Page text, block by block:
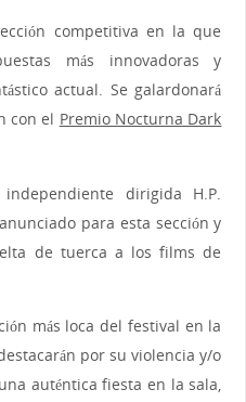
competitiva en la que
más innovadoras y
actual. Se galardonará
con el Premio Nocturna Dark
dirigida H.P.
para esta sección y
de tuerca a los films de
más loca del festival en la
por su violencia y/o
auténtica fiesta en la sala,